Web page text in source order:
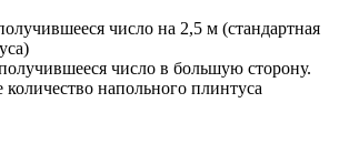
число на 2,5 м (стандартная
число в большую сторону.
напольного плинтуса